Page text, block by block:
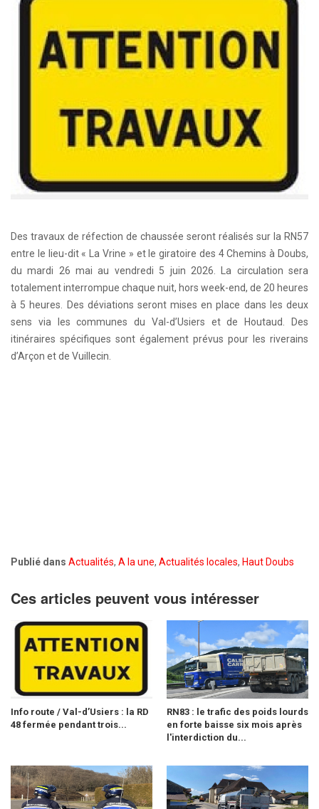
Des travaux de réfection de chaussée seront réalisés sur la RN57
entre le lieu-dit « La Vrine » et le giratoire des 4 Chemins à Doubs,
du mardi 26 mai au vendredi 5 juin 2026. La circulation sera
totalement interrompue chaque nuit, hors week-end, de 20 heures
à 5 heures. Des déviations seront mises en place dans les deux
sens via les communes du Val-d’Usiers et de Houtaud. Des
itinéraires spécifiques sont également prévus pour les riverains
d’Arçon et de Vuillecin.
Publié dans Actualités, A la une, Actualités locales, Haut Doubs
Ces articles peuvent vous intéresser
Info route / Val-d’Usiers : la RD
48 fermée pendant trois...
RN83 : le trafic des poids lourds
en forte baisse six mois après
l'interdiction du...